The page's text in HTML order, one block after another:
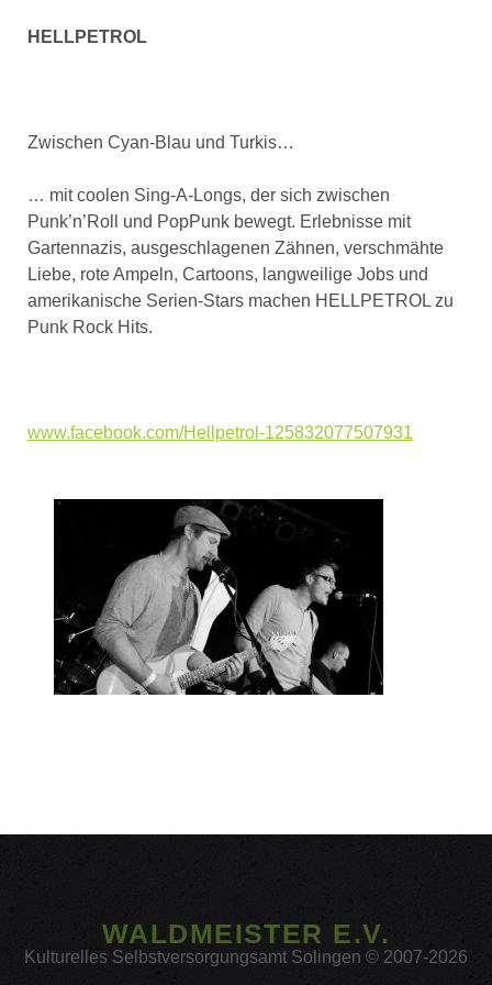
HELLPETROL
Zwischen Cyan-Blau und Turkis…
… mit coolen Sing-A-Longs, der sich zwischen
Punk’n’Roll und PopPunk bewegt. Erlebnisse mit
Gartennazis, ausgeschlagenen Zähnen, verschmähte
Liebe, rote Ampeln, Cartoons, langweilige Jobs und
amerikanische Serien-Stars machen HELLPETROL zu
Punk Rock Hits.
www.facebook.com/Hellpetrol-125832077507931
WALDMEISTER E.V.
Kulturelles Selbstversorgungsamt Solingen © 2007-2026